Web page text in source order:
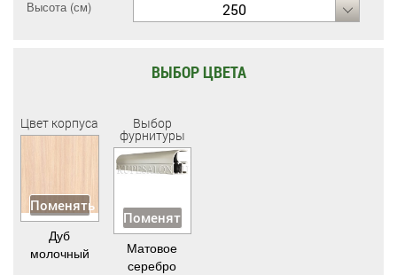
Высота (см) 250
ВЫБОР ЦВЕТА
Цвет корпуса
Поменять
Дуб
молочный
Выбор
фурнитуры
Поменять
Матовое
серебро